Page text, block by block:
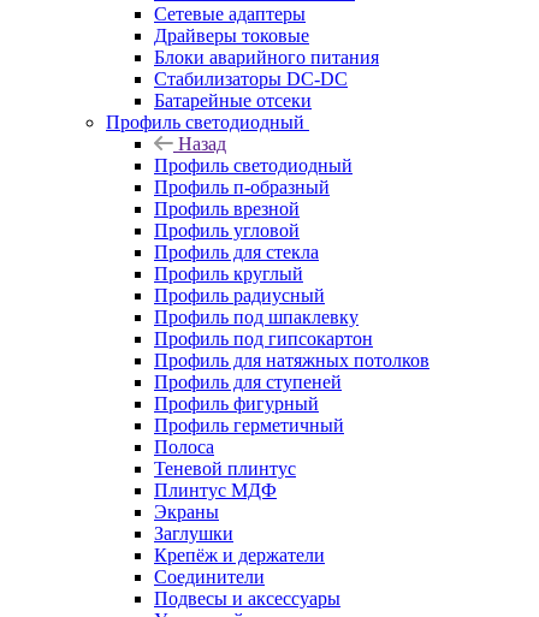
Сетевые адаптеры
Драйверы токовые
Блоки аварийного питания
Стабилизаторы DC-DC
Батарейные отсеки
Профиль светодиодный
Назад
Профиль светодиодный
Профиль п-образный
Профиль врезной
Профиль угловой
Профиль для стекла
Профиль круглый
Профиль радиусный
Профиль под шпаклевку
Профиль под гипсокартон
Профиль для натяжных потолков
Профиль для ступеней
Профиль фигурный
Профиль герметичный
Полоса
Теневой плинтус
Плинтус МДФ
Экраны
Заглушки
Крепёж и держатели
Соединители
Подвесы и аксессуары